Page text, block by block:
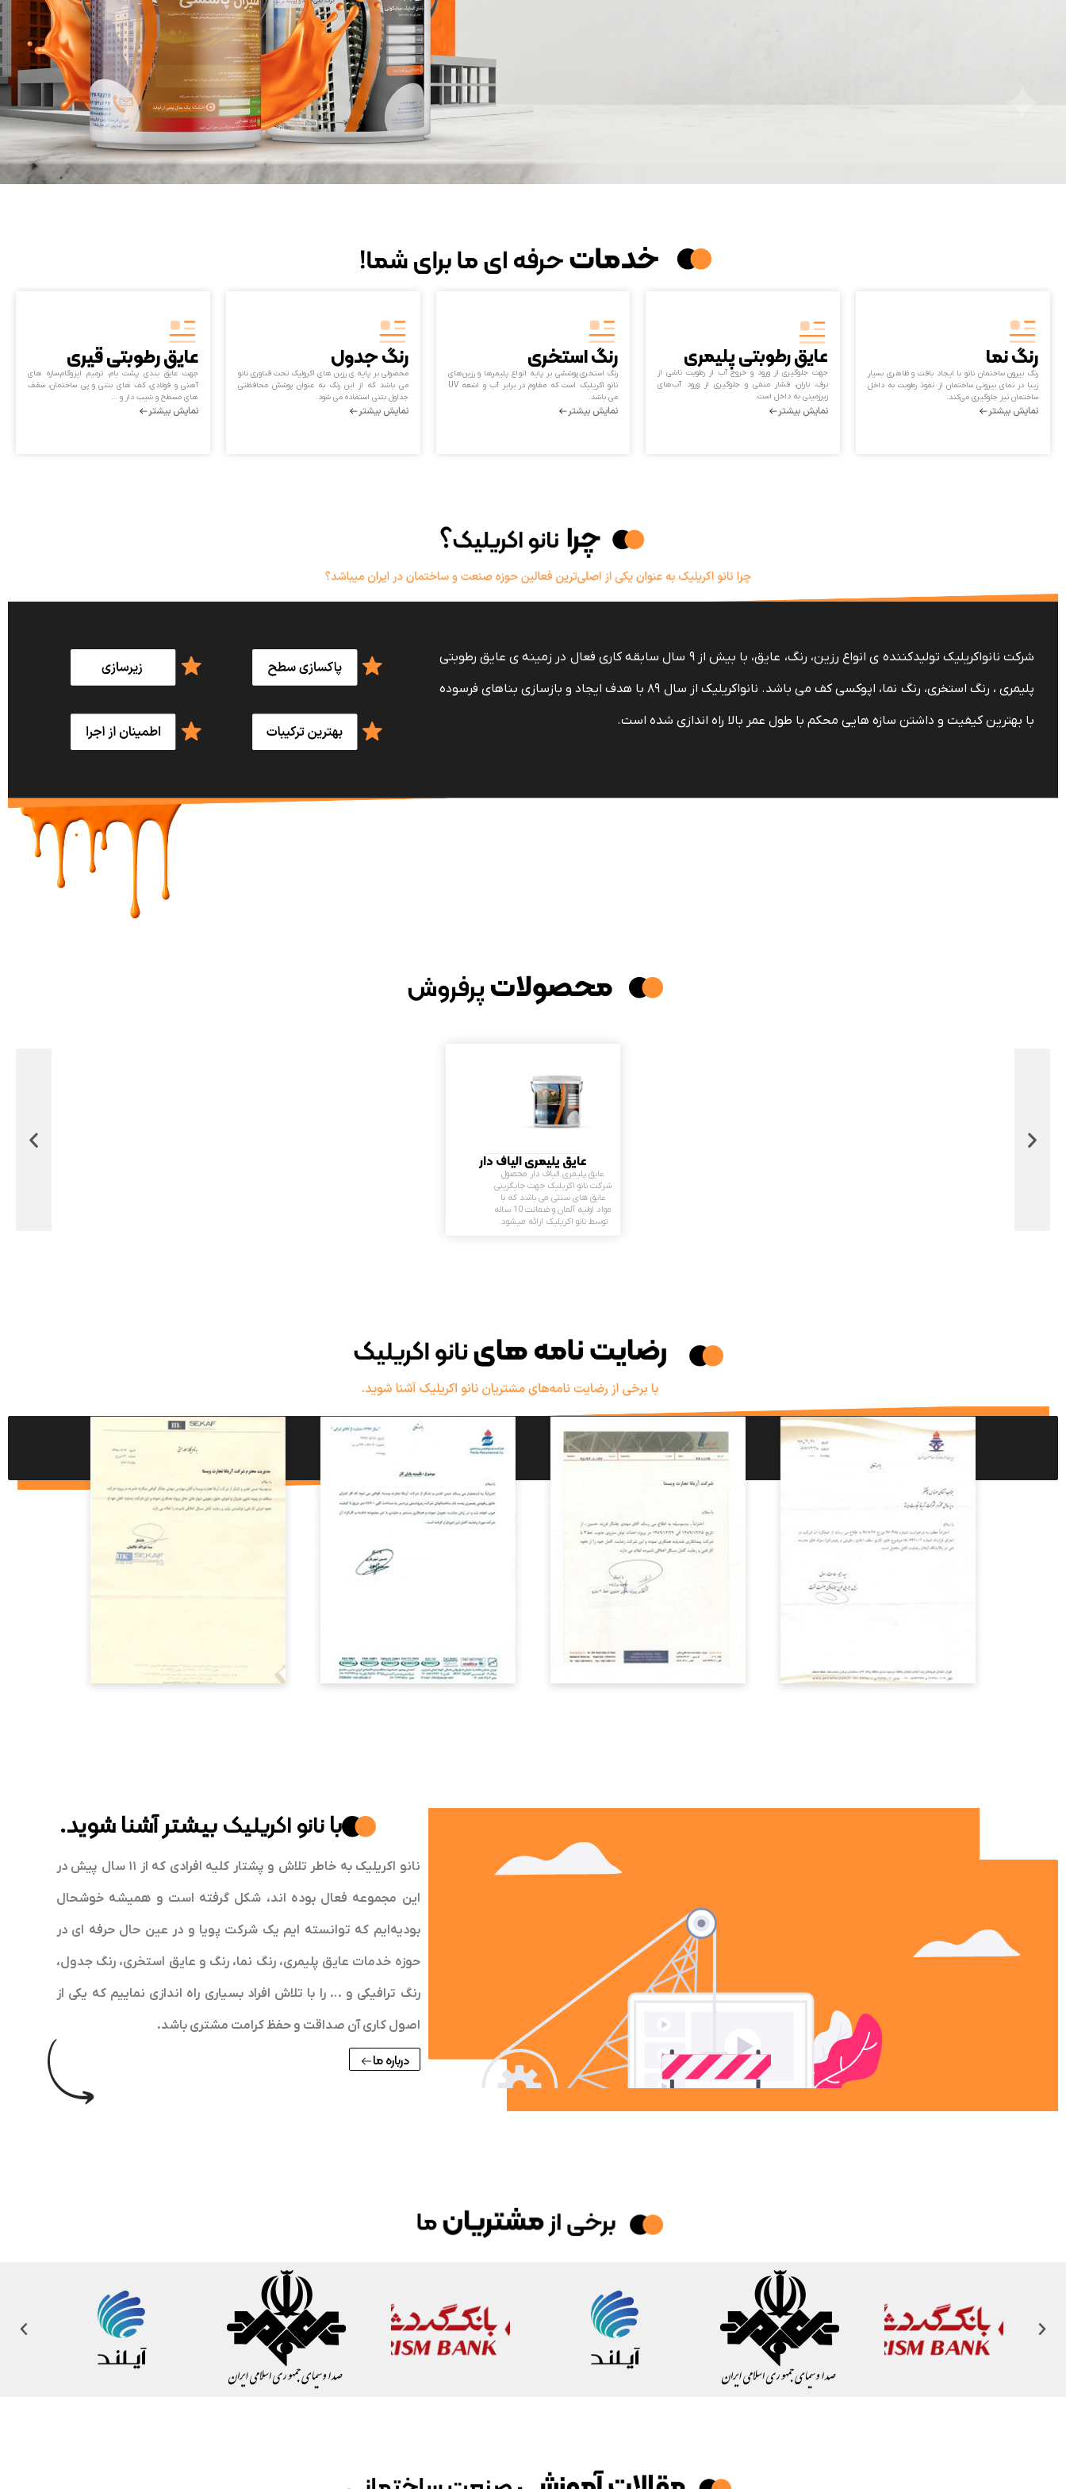
رنگ نما
رنگ بیرون ساختمان نانو با ایجاد بافت و ظاهری بسیار
زیبا در نمای بیرونی ساختمان از نفوذ رطوبت به داخل
ساختمان نیز جلوگیری می‌کند.
نمایش بیشتر
عایق رطوبتی پلیمری
جهت جلوگیری از ورود و خروج آب از رطوبت ناشی از
برف، باران، فشار منفی و جلوگیری از ورود آب‌های
زیرزمینی به داخل است.
نمایش بیشتر
رنگ استخری
رنگ استخری پوششی بر پایه انواع پلیمرها و رزین‌های
نانو اکریلیک است که مقاوم در برابر آب و اشعه UV
می باشد.
نمایش بیشتر
رنگ جدول
محصولی بر پایه ی رزین های اکرولیک تحت فناوری نانو
می باشد که از این رنگ به عنوان پوشش محافظتی
جداول بتنی استفاده می شود.
نمایش بیشتر
عایق رطوبتی قیری
جهت عایق بندی پشت بام، ترمیم ایزوگام،سازه های
آهنی و فولادی، کف های بتنی و پی ساختمان، سقف
های مسطح و شیب دار و …
نمایش بیشتر
شرکت نانواکریلیک تولیدکننده ی انواع رزین، رنگ، عایق، با بیش از ۹ سال سابقه کاری فعال در زمینه ی عایق رطوبتی
پلیمری ، رنگ استخری، رنگ نما، اپوکسی کف می باشد. نانواکریلیک از سال ۸۹ با هدف ایجاد و بازسازی بناهای فرسوده
با بهترین کیفیت و داشتن سازه هایی محکم با طول عمر بالا راه اندازی شده است.
عایق پلیمری الیاف دار
عایق پلیمری الیاف دار محصول
شرکت نانو اکریلیک جهت جایگزینی
عایق های سنتی می باشد که با
مواد اولیه آلمان و ضمانت 10 ساله
توسط نانو اکریلیک ارائه میشود.
بانانو اکریلیکبیشتر آشنا شوید.
نانو اکریلیک به خاطر تلاش و پشتار کلیه افرادی که از ۱۱ سال پیش در
این مجموعه فعال بوده اند، شکل گرفته است و همیشه خوشحال
بودیه‌ایم که توانسته ایم یک شرکت پویا و در عین حال حرفه ای در
حوزه خدمات عایق پلیمری، رنگ نما، رنگ و عایق استخری، رنگ جدول،
رنگ ترافیکی و … را با تلاش افراد بسیاری راه اندازی نماییم که یکی از
اصول کاری آن صداقت و حفظ کرامت مشتری باشد.
درباره ما